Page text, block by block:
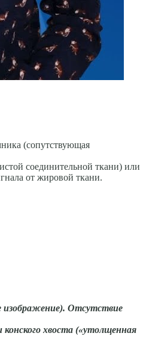
(сопутствующая
соединительной ткани) или
от жировой ткани.
изображение). Отсут­ствие
хвоста («утолщенная